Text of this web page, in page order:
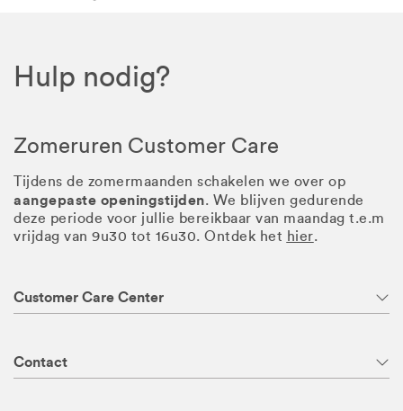
Hulp nodig?
Zomeruren Customer Care
Tijdens de zomermaanden schakelen we over op
aangepaste openingstijden. We blijven gedurende
deze periode voor jullie bereikbaar van maandag t.e.m
vrijdag van 9u30 tot 16u30. Ontdek het hier.
Customer Care Center
Contact